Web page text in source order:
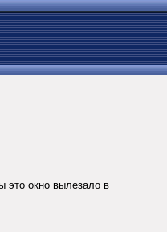
это окно вылезало в